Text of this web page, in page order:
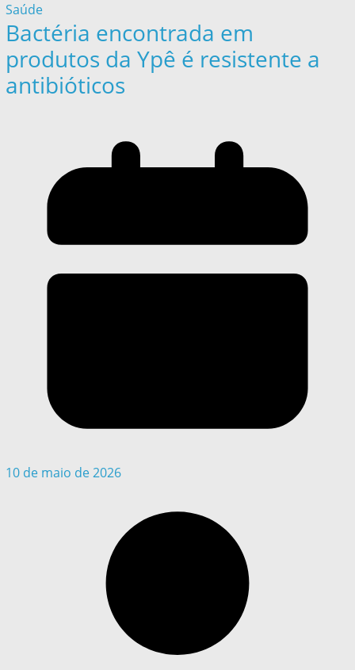
Saúde
Bactéria encontrada em
produtos da Ypê é resistente a
antibióticos
10 de maio de 2026